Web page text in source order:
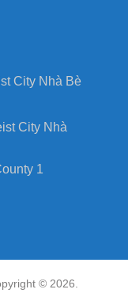
City Nhà Bè
City Nhà
1
© 2026.